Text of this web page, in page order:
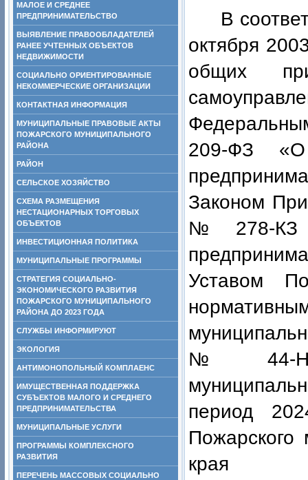
МАЛОЕ И СРЕДНЕЕ
ПРЕДПРИНИМАТЕЛЬСТВО
ВЫЯВЛЕНИЕ ПРАВООБЛАДАТЕЛЕЙ
РАНЕЕ УЧТЕННЫХ ОБЪЕКТОВ
НЕДВИЖИМОСТИ
СОЦИАЛЬНО ОРИЕНТИРОВАННЫЕ
НЕКОММЕРЧЕСКИЕ ОРГАНИЗАЦИИ
КОНТАКТНАЯ ИНФОРМАЦИЯ
МУНИЦИПАЛЬНЫЕ ПРАВОВЫЕ АКТЫ
ПОЖАРСКОГО МУНИЦИПАЛЬНОГО
РАЙОНА
РАЙОН
СЕЛЬСКОЕ ХОЗЯЙСТВО
СХЕМА РАЗМЕЩЕНИЯ
НЕСТАЦИОНАРНЫХ ТОРГОВЫХ
ОБЪЕКТОВ
ИНВЕСТИЦИОННАЯ ПОЛИТИКА
МУНИЦИПАЛЬНЫЕ ПРОГРАММЫ
СТРАТЕГИЯ СОЦИАЛЬНО-
ЭКОНОМИЧЕСКОГО РАЗВИТИЯ
ПОЖАРСКОГО МУНИЦИПАЛЬНОГО
РАЙОНА ДО 2023 ГОДА
СЛУЖБЫ ИНФОРМИРУЮТ
ЭКОЛОГИЯ
АНТИМОНОПОЛЬНЫЙ КОМПЛАЕНС
ИМУЩЕСТВЕННАЯ ПОДДЕРЖКА
СУБЪЕКТОВ МАЛОГО И СРЕДНЕГО
ПРЕДПРИНИМАТЕЛЬСТВА
МУНИЦИПАЛЬНЫЕ УСЛУГИ
ПРОГРАММЫ КОМПЛЕКСНОГО
РАЗВИТИЯ
ПЕРЕЧЕНЬ МАССОВЫХ СОЦИАЛЬНО
В
общих
209-ФЗ «О
Законом
№ 278-КЗ
Уставом
№ 44-
период
Пожарского
края